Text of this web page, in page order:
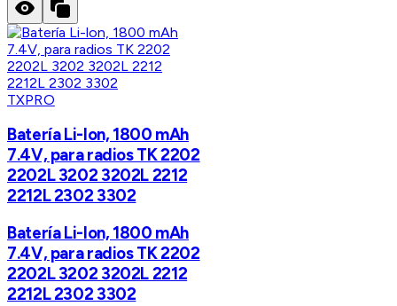
TXPRO
Batería Li-lon, 1800 mAh
7.4V, para radios TK 2202
2202L 3202 3202L 2212
2212L 2302 3302
Batería Li-lon, 1800 mAh
7.4V, para radios TK 2202
2202L 3202 3202L 2212
2212L 2302 3302